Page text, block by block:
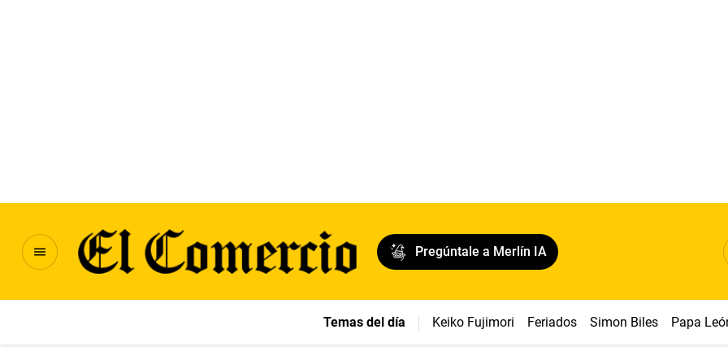
Pregúntale a Merlín IA
Temas del día Keiko Fujimori Feriados Simon Biles Papa